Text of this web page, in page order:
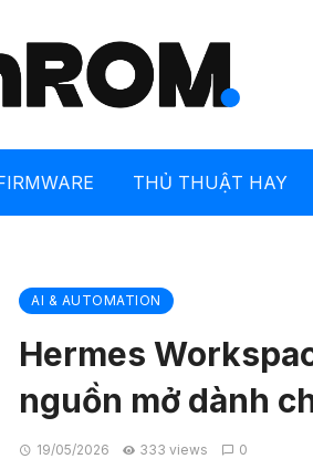
THỦ THUẬT HAY
AI & AUTOMATION
Hermes
nguồn mở dành
19/05/2026 333 views 0